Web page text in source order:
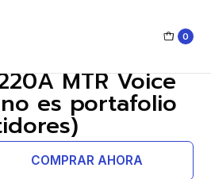
0
MTR Voice
es portafolio
COMPRAR AHORA